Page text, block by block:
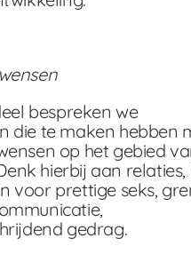
bespreken we
die te maken hebben
op het gebied
hierbij aan relaties,
voor prettige seks,
gedrag.